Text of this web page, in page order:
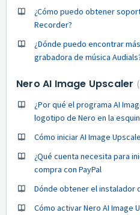
¿Cómo puedo obtener
Recorder?
¿Dónde puedo encontrar
grabadora de música
Nero AI Image Upscaler
¿Por qué el programa AI
logotipo de Nero en la
Cómo iniciar AI Image
¿Qué cuenta necesita para
compra con PayPal
Dónde obtener el instalador
Cómo activar Nero AI Image